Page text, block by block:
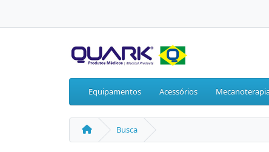
Equipamentos Acessórios
Busca